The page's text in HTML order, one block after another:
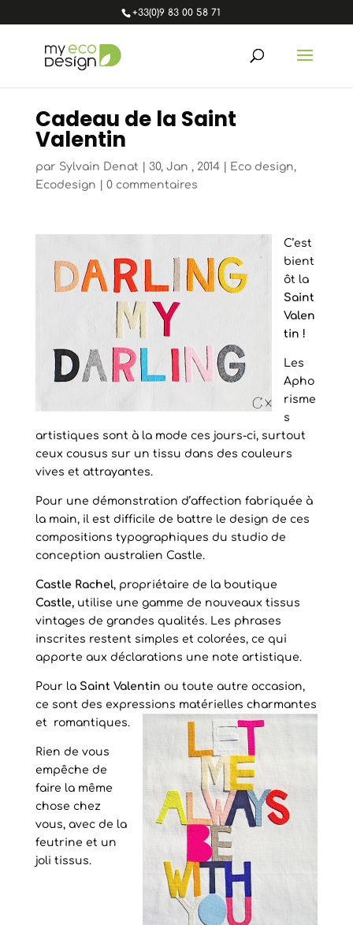
+33(0)9 83 00 58 71
Cadeau de la Saint
Valentin
par Sylvain Denat 30, Jan , 2014| Eco design,
Ecodesign
0 commentaires
C’est
bient
ôt la
Saint
Valen
tin !
Les
Apho
risme
s
artistiques sont à la mode ces jours-ci, surtout
ceux cousus sur un tissu dans des couleurs
vives et attrayantes.
Pour une démonstration d’affection fabriquée à
la main, il est difficile de battre le design de ces
compositions typographiques du studio de
conception australien Castle.
Castle Rachel, propriétaire de la boutique
Castle,utilise une gamme de nouveaux tissus
vintages de grandes qualités. Les phrases
inscrites restent simples et colorées, ce qui
apporte aux déclarations une note artistique.
Pour la Saint Valentin ou toute autre occasion,
ce sont des expressions matérielles charmantes
et romantiques.
Rien de vous
empêche de
faire la même
chose chez
vous, avec de la
feutrine et un
joli tissus.